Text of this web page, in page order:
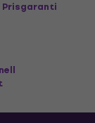
Prisgaranti